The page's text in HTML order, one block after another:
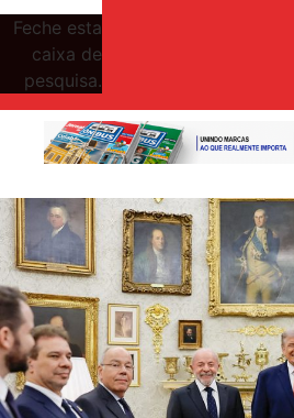
Feche esta
caixa de
pesquisa.